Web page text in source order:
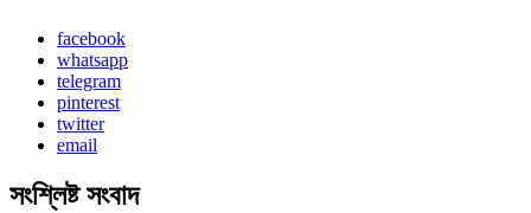
facebook
whatsapp
telegram
pinterest
twitter
email
সংশ্লিষ্টসংবাদ